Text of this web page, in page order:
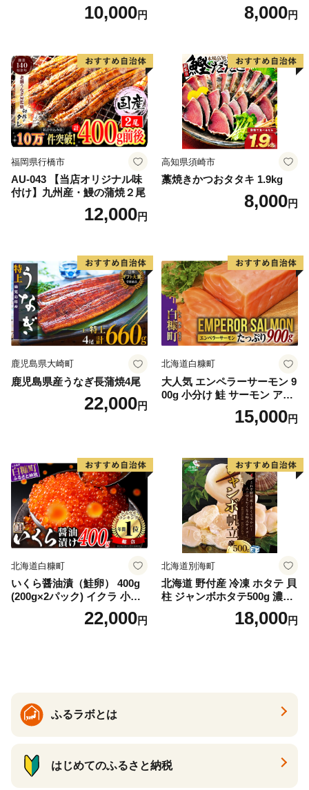
10,000円 8,000円
福岡県行橋市
AU-043 【当店オリジナル味
付け】九州産・鰻の蒲焼２尾
12,000円
高知県須崎市
藁焼きかつおタタキ 1.9kg
8,000円
鹿児島県大崎町
鹿児島県産うなぎ長蒲焼4尾
22,000円
北海道白糠町
大人気 エンペラーサーモン 9
00g 小分け 鮭 サーモン アト
ランティックサーモン 水産
庁長官賞 受賞 さけ シャケ し
満足 美味しい 贈答 生食用 刺
身 お刺身 刺し身 魚介類 海鮮
冷凍 厚切り 薄切り ふるさと
納税 ふるさとチョイス チョ
イス 北海道 白糠町
15,000円
北海道白糠町
いくら醤油漬（鮭卵） 400g
(200g×2パック) イクラ 小分
け いくら醤油漬 鮭いくら い
くら醤油漬け 鮭 鮭卵 ikura
22,000円
北海道別海町
北海道 野付産 冷凍 ホタテ 貝
柱 ジャンボホタテ500g 濃厚
な旨味と甘み （ほたて ホタ
テ 帆立 貝柱 ホタテ貝柱 大玉
18,000円
ふるラボとは
はじめてのふるさと納税